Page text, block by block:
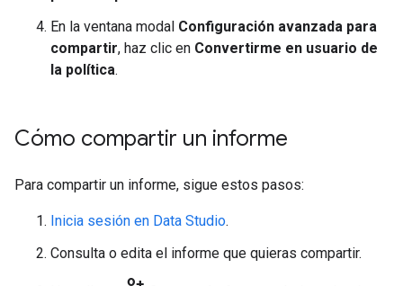
En la ventana modal Configuración avanzada para
compartir, haz clic en Convertirme en usuario de
la política.
Cómo compartir un informe
Para compartir un informe, sigue estos pasos:
Inicia sesión en Data Studio.
Consulta o edita el informe que quieras compartir.